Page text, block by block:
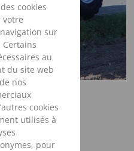
cookies
votre
sur
au
du site web
nos
cookies
utilisés à
pour
30 t
vitesses élevées